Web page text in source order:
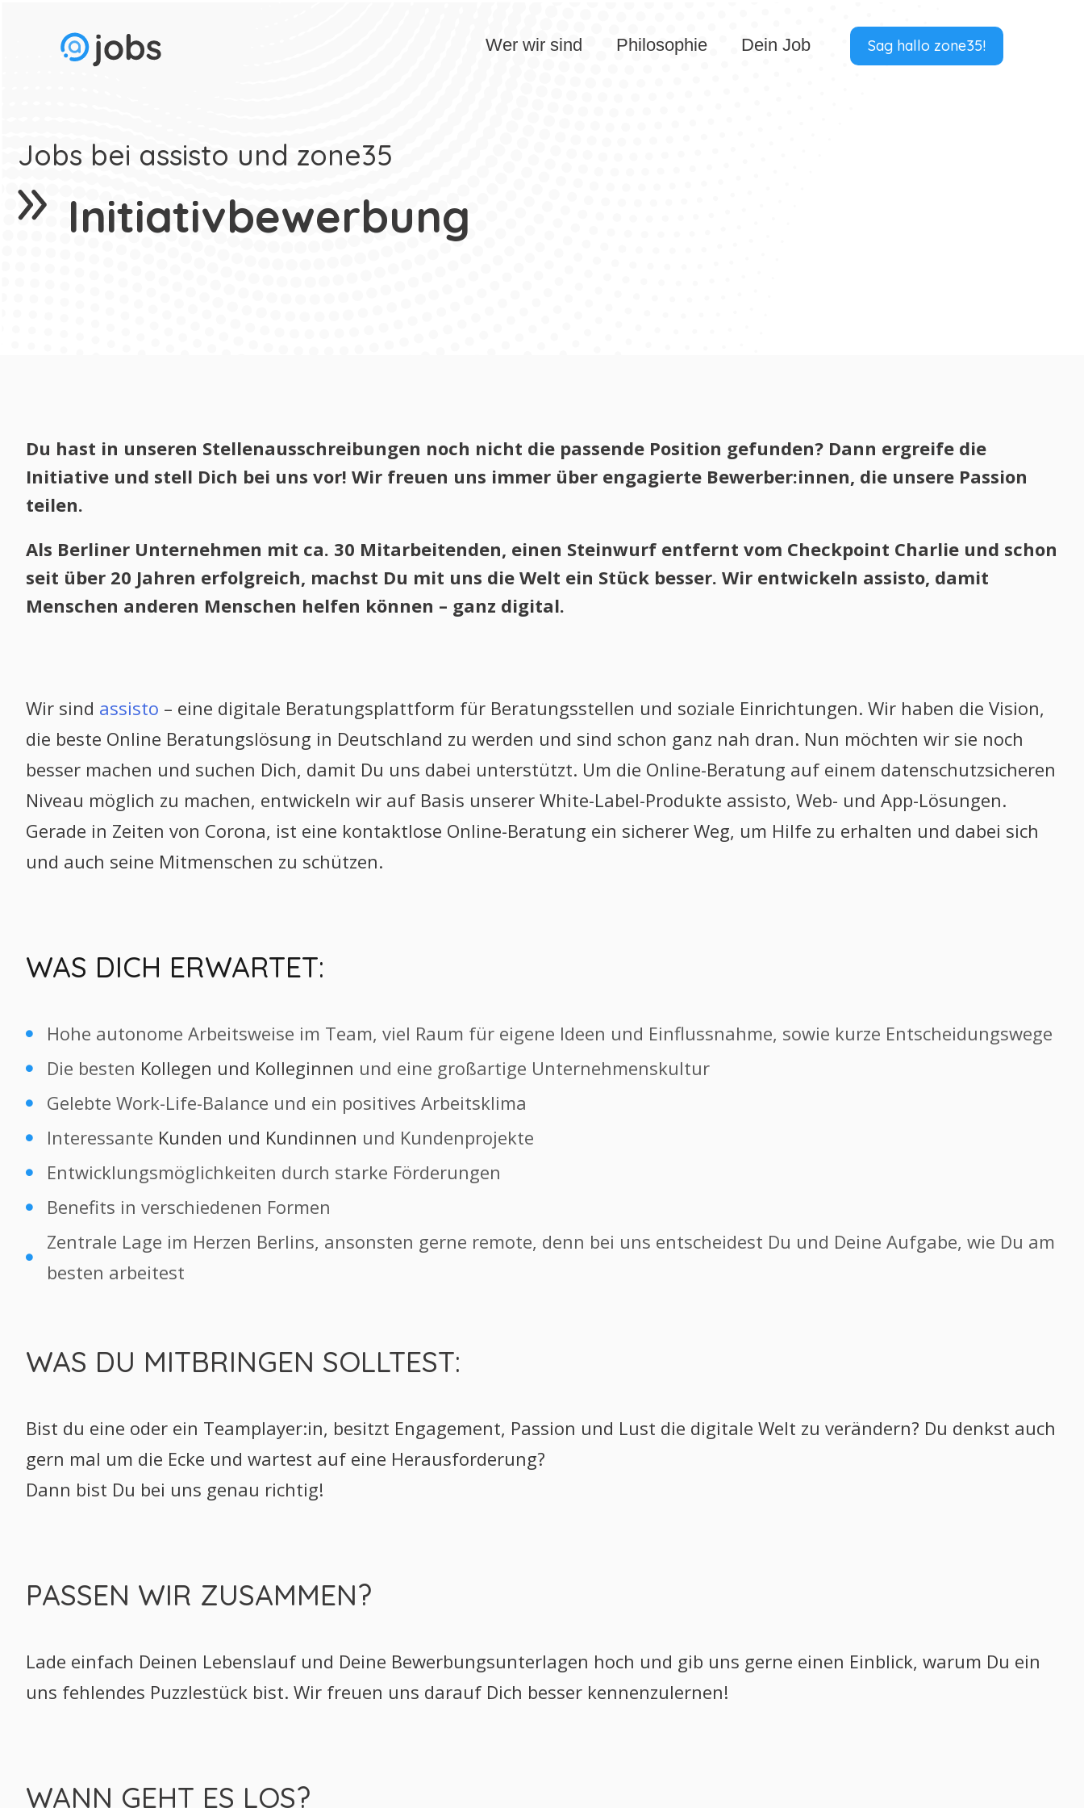
Wer wir sind Philosophie Dein Job Sag hallo zone35!
Jobs bei assisto und zone35
Initiativbewerbung
Du hast in unseren Stellenausschreibungen noch nicht die passende Position gefunden? Dann ergreife die
Initiative und stell Dich bei uns vor! Wir freuen uns immer über engagierte Bewerber:innen, die unsere Passion
teilen.
Als Berliner Unternehmen mit ca. 30 Mitarbeitenden, einen Steinwurf entfernt vom Checkpoint Charlie und schon
seit über 20 Jahren erfolgreich, machst Du mit uns die Welt ein Stück besser. Wir entwickeln assisto, damit
Menschen anderen Menschen helfen können – ganz digital.
Wir sind assisto – eine digitale Beratungsplattform für Beratungsstellen und soziale Einrichtungen. Wir haben die Vision,
die beste Online Beratungslösung in Deutschland zu werden und sind schon ganz nah dran. Nun möchten wir sie noch
besser machen und suchen Dich, damit Du uns dabei unterstützt. Um die Online-Beratung auf einem datenschutzsicheren
Niveau möglich zu machen, entwickeln wir auf Basis unserer White-Label-Produkte assisto, Web- und App-Lösungen.
Gerade in Zeiten von Corona, ist eine kontaktlose Online-Beratung ein sicherer Weg, um Hilfe zu erhalten und dabei sich
und auch seine Mitmenschen zu schützen.
WAS DICH ERWARTET:
Hohe autonome Arbeitsweise im Team, viel Raum für eigene Ideen und Einflussnahme, sowie kurze Entscheidungswege
Die besten Kollegen und Kolleginnen und eine großartige Unternehmenskultur
Gelebte Work-Life-Balance und ein positives Arbeitsklima
Interessante Kunden und Kundinnen und Kundenprojekte
Entwicklungsmöglichkeiten durch starke Förderungen
Benefits in verschiedenen Formen
Zentrale Lage im Herzen Berlins, ansonsten gerne remote, denn bei uns entscheidest Du und Deine Aufgabe, wie Du am
besten arbeitest
WAS DU MITBRINGEN SOLLTEST:
Bist du eine oder ein Teamplayer:in, besitzt Engagement, Passion und Lust die digitale Welt zu verändern? Du denkst auch
gern mal um die Ecke und wartest auf eine Herausforderung?
Dann bist Du bei uns genau richtig!
PASSEN WIR ZUSAMMEN?
Lade einfach Deinen Lebenslauf und Deine Bewerbungsunterlagen hoch und gib uns gerne einen Einblick, ​warum Du ein
uns fehlendes Puzzlestück bist. Wir freuen uns darauf Dich besser kennenzulernen!
WANN GEHT ES LOS?